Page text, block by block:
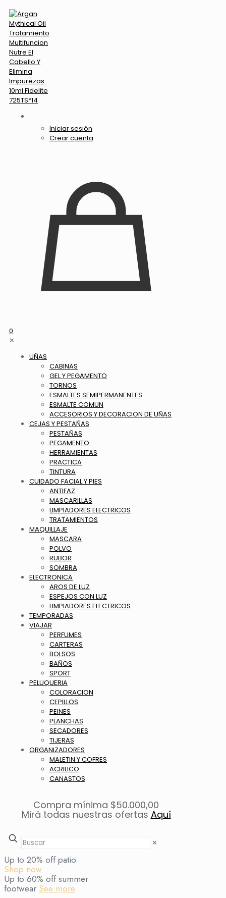
Iniciar sesión
Crear cuenta
0
✕
UÑAS
CABINAS
GEL Y PEGAMENTO
TORNOS
ESMALTES SEMIPERMANENTES
ESMALTE COMUN
ACCESORIOS Y DECORACION DE UÑAS
CEJAS Y PESTAÑAS
PESTAÑAS
PEGAMENTO
HERRAMIENTAS
PRACTICA
TINTURA
CUIDADO FACIAL Y PIES
ANTIFAZ
MASCARILLAS
LIMPIADORES ELECTRICOS
TRATAMIENTOS
MAQUILLAJE
MASCARA
POLVO
RUBOR
SOMBRA
ELECTRONICA
AROS DE LUZ
ESPEJOS CON LUZ
LIMPIADORES ELECTRICOS
TEMPORADAS
VIAJAR
PERFUMES
CARTERAS
BOLSOS
BAÑOS
SPORT
PELUQUERIA
COLORACION
CEPILLOS
PEINES
PLANCHAS
SECADORES
TIJERAS
ORGANIZADORES
MALETIN Y COFRES
ACRILICO
CANASTOS
Compra mínima $50.000,00
Mirá todas nuestras ofertas Aquí
✕
Up to 20% off patio
Shop now
Up to 60% off summer
footwear See more